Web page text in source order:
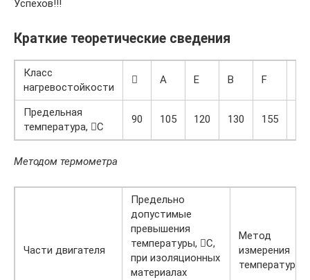
Успехов!!!
Краткие теоретические сведения
Класс
нагревостойкости
 А Е В F
Предельная
температура, С
90 105 120 130 155
Методом термометра
Части двигателя
Предельно
допустимые
превышения
температуры, С,
при изоляционных
материалах
Метод
измерения
температуры